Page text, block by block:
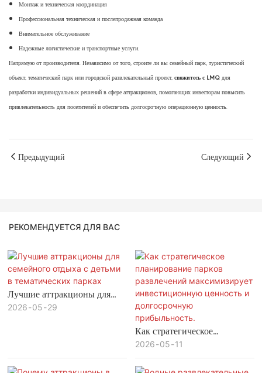
Монтаж и техническая координация
Профессиональная техническая и послепродажная команда
Внимательное обслуживание
Надежные логистические и транспортные услуги.
Напрямую от производителя. Независимо от того, строите ли вы семейный парк, туристический
объект, тематический парк или городской развлекательный проект, свяжитесь с LMQ для
разработки индивидуальных решений в сфере аттракционов, помогающих инвесторам повысить
привлекательность для посетителей и обеспечить долгосрочную операционную ценность.
Предыдущий Следующий
РЕКОМЕНДУЕТСЯ ДЛЯ ВАС
Лучшие аттракционы для
семейного отдыха с детьми в
2026 05 29
Как стратегическое
планирование парков
2026 05 11